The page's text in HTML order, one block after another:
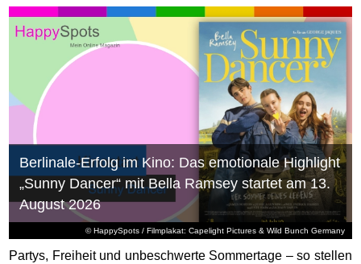
© HappySpots / Filmplakat: Capelight Pictures & Wild Bunch Germany
Berlinale-Erfolg im Kino: Das emotionale Highlight
„Sunny Dancer“ mit Bella Ramsey startet am 13.
August 2026
Partys, Freiheit und unbeschwerte Sommertage – so stellen